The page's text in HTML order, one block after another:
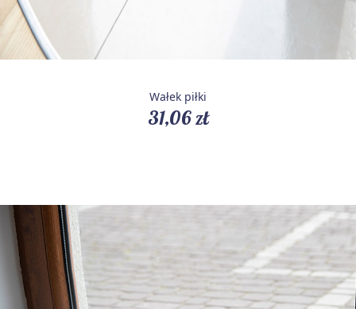
Wałek piłki
31,06 zł